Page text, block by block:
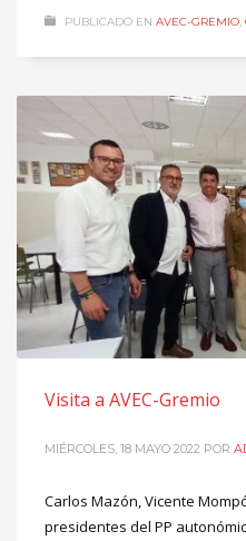
PUBLICADO EN AVEC-GREMIO,
Visita a AVEC-Gremio
MIÉRCOLES, 18 MAYO 2022 POR
Carlos Mazón, Vicente
presidentes del PP